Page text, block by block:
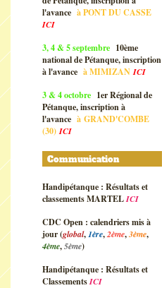
l'avance àPONT DU CASSE
ICI
3, 4 & 5 septembre 10ème
national de Pétanque, inscription
à l'avance àMIMIZAN ICI
3 & 4 octobre 1er Régional de
Pétanque, inscription à
l'avance à GRAND'COMBE
(30) ICI
Communication
Handipétanque : Résultats et
classements MARTELICI
CDC Open : calendriers mis à
jour (global,1ère,2ème,3ème,
4ème,5ème)
Handipétanque : Résultats et
ClassementsICI